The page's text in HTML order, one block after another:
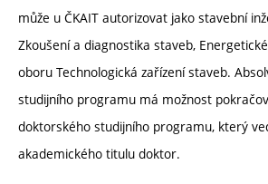
může u ČKAIT autorizovat jako stavební
Zkoušení a diagnostika staveb,
oboru Technologická zařízení staveb.
studijního programu má možnost
doktorského studijního programu, který
akademického titulu doktor.